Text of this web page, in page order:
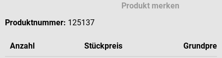
Produkt merken
Produktnummer: 125137
Anzahl Stückpreis